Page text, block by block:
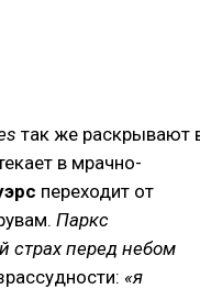
так же раскрывают
в мрачно-
переходит от
Паркс
страх перед небом
«я